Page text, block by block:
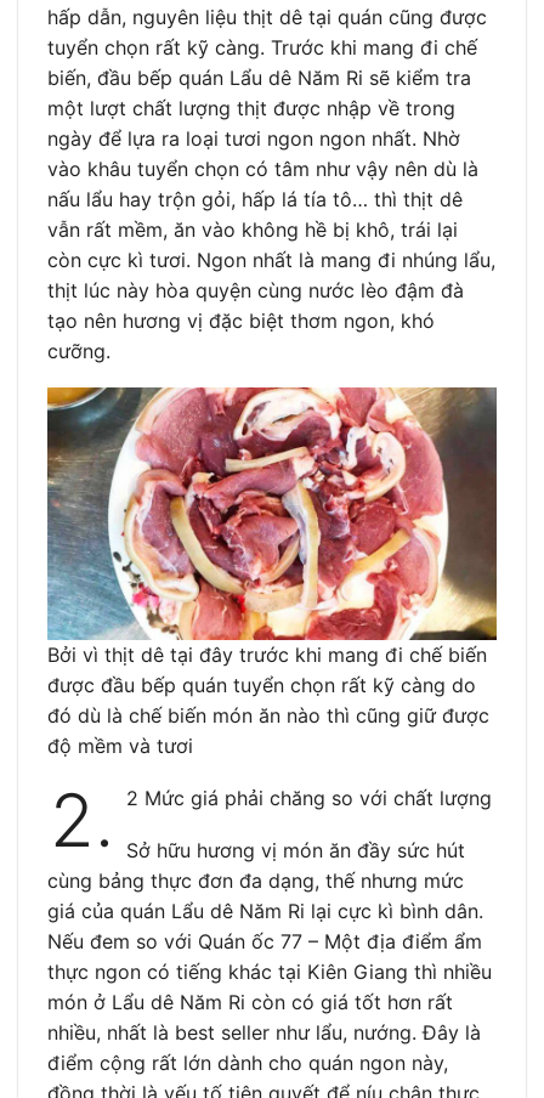
hấp dẫn, nguyên liệu thịt dê tại quán cũng được
tuyển chọn rất kỹ càng. Trước khi mang đi chế
biến, đầu bếp quán Lẩu dê Năm Ri sẽ kiểm tra
một lượt chất lượng thịt được nhập về trong
ngày để lựa ra loại tươi ngon ngon nhất. Nhờ
vào khâu tuyển chọn có tâm như vậy nên dù là
nấu lẩu hay trộn gỏi, hấp lá tía tô… thì thịt dê
vẫn rất mềm, ăn vào không hề bị khô, trái lại
còn cực kì tươi. Ngon nhất là mang đi nhúng lẩu,
thịt lúc này hòa quyện cùng nước lèo đậm đà
tạo nên hương vị đặc biệt thơm ngon, khó
cưỡng.
Bởi vì thịt dê tại đây trước khi mang đi chế biến
được đầu bếp quán tuyển chọn rất kỹ càng do
đó dù là chế biến món ăn nào thì cũng giữ được
độ mềm và tươi
2. 2 Mức giá phải chăng so với chất lượng
Sở hữu hương vị món ăn đầy sức hút
cùng bảng thực đơn đa dạng, thế nhưng mức
giá của quán Lẩu dê Năm Ri lại cực kì bình dân.
Nếu đem so với Quán ốc 77 – Một địa điểm ẩm
thực ngon có tiếng khác tại Kiên Giang thì nhiều
món ở Lẩu dê Năm Ri còn có giá tốt hơn rất
nhiều, nhất là best seller như lẩu, nướng. Đây là
điểm cộng rất lớn dành cho quán ngon này,
đồng thời là yếu tố tiên quyết để níu chân thực